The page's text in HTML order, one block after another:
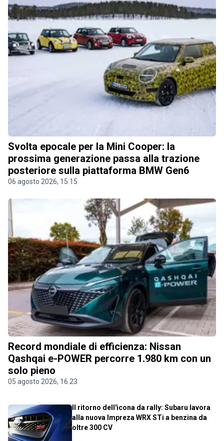
Svolta epocale per la Mini Cooper: la
prossima generazione passa alla trazione
posteriore sulla piattaforma BMW Gen6
06 agosto 2026, 15.15
Record mondiale di efficienza: Nissan
Qashqai e-POWER percorre 1.980 km con un
solo pieno
05 agosto 2026, 16.23
Il ritorno dell'icona da rally: Subaru lavora
alla nuova Impreza WRX STi a benzina da
oltre 300 CV